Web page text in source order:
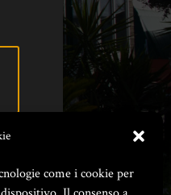
come i cookie per